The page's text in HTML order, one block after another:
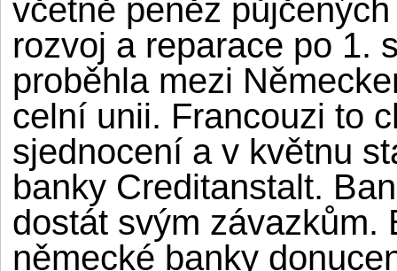
včetně peněz
rozvoj a reparace po 1.
proběhla mezi
celní unii. Francouzi to
sjednocení a v květnu
banky Creditanstalt.
dostát svým závazkům.
německé banky